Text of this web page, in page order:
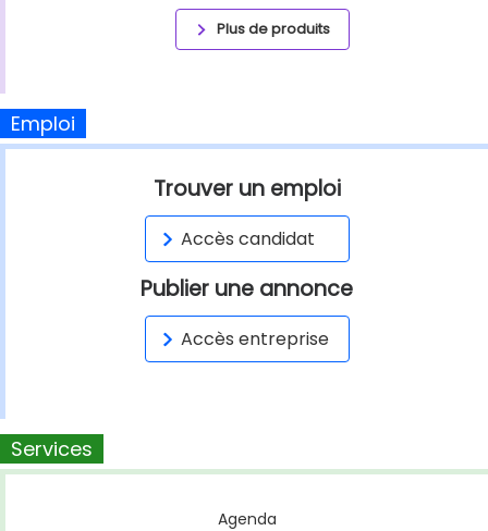
Plus de produits
Emploi
Trouver un emploi
Accès candidat
Publier une annonce
Accès entreprise
Services
Agenda